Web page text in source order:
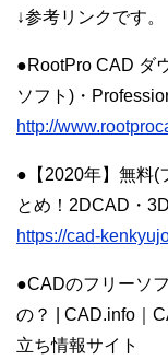
↓参考リンクです。
●RootPro CAD ダ
ソフト)・
http://
●【2020年】無料(
とめ！2DCAD・
https://cad-
●CADのフリーソ
の？ | CAD.info｜
立ち情報サイト